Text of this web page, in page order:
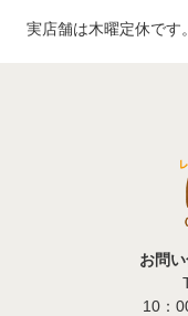
実店舗は木曜定休です
お問
10：